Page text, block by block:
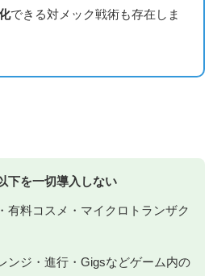
できる対メック戦術も存在しま
下を一切導入しない
有料コスメ・マイクロトランザク
ンジ・進行・Gigsなどゲーム内の